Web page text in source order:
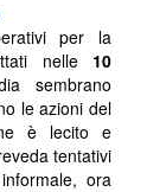
per la
nelle 10
sembrano
le azioni del
è lecito e
tentativi
ora